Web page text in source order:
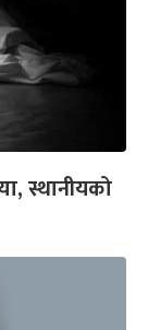
स्थानीयको